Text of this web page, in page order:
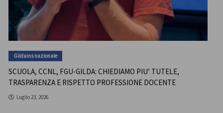
Gildains nazionale
SCUOLA, CCNL, FGU-GILDA: CHIEDIAMO PIU’ TUTELE,
TRASPARENZA E RISPETTO PROFESSIONE DOCENTE
Luglio 23, 2026